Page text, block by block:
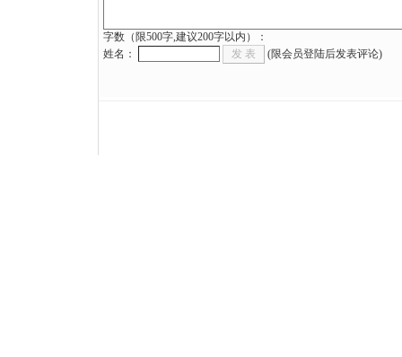
字数（限500字,建议200字以内）：
姓名：
(限会员登陆后发表评论)